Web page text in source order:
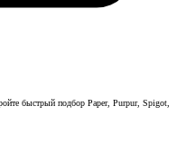
быстрый подбор Paper, Purpur, Spigot,